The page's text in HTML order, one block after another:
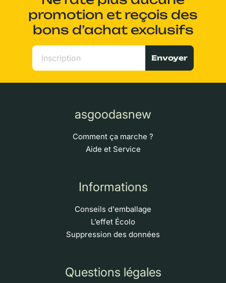
promotion et reçois des
bons d’achat exclusifs
Envoyer
asgoodasnew
Comment ça marche ?
Aide et Service
Informations
Conseils d'emballage
L’effet Écolo
Suppression des données
Questions légales